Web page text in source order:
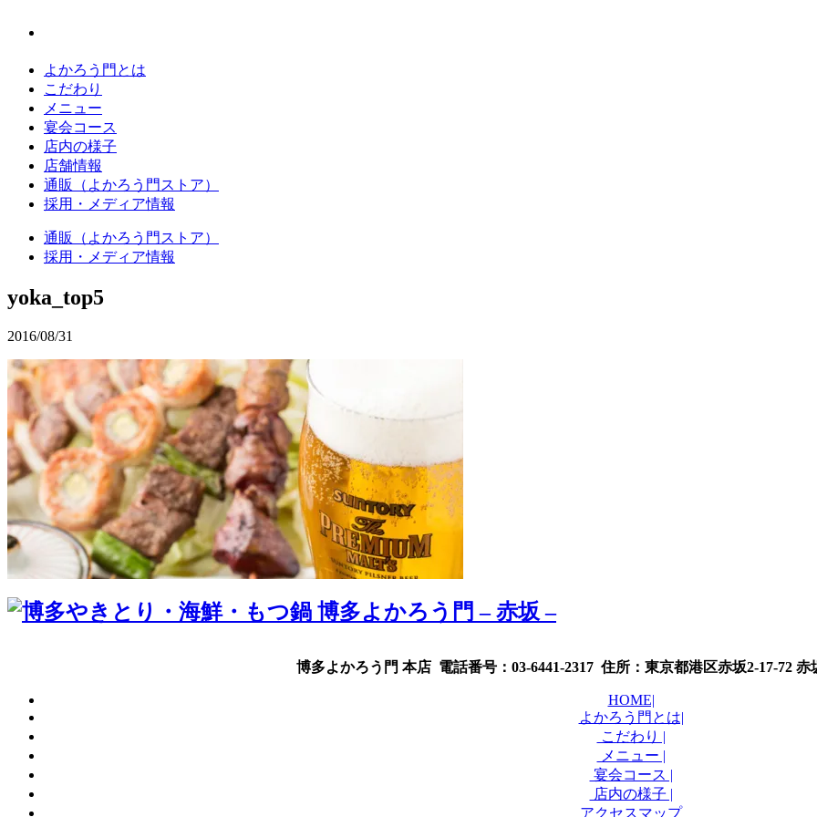
よかろう門とは
こだわり
メニュー
宴会コース
店内の様子
店舗情報
通販（よかろう門ストア）
採用・メディア情報
通販（よかろう門ストア）
採用・メディア情報
yoka_top5
2016/08/31
博多よかろう門 本店 電話番号：03-6441-2317 住所：東京都港区赤坂2-17-72 赤
HOME|
よかろう門とは|
こだわり |
メニュー |
宴会コース |
店内の様子 |
アクセスマップ